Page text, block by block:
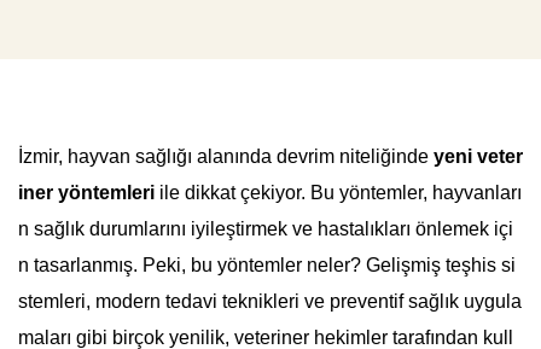
İzmir, hayvan sağlığı alanında devrim niteliğinde yeni veter
iner yöntemleri ile dikkat çekiyor. Bu yöntemler, hayvanları
n sağlık durumlarını iyileştirmek ve hastalıkları önlemek içi
n tasarlanmış. Peki, bu yöntemler neler? Gelişmiş teşhis si
stemleri, modern tedavi teknikleri ve preventif sağlık uygula
maları gibi birçok yenilik, veteriner hekimler tarafından kull